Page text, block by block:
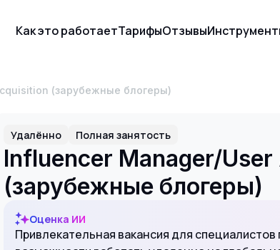
Как это работаетТарифыОтзывы
(зарубежные блогеры)
Удалённо Полная занятость
Influencer Manager/
(зарубежные блогеры)
Оценка ИИ
Привлекательная вакансия для